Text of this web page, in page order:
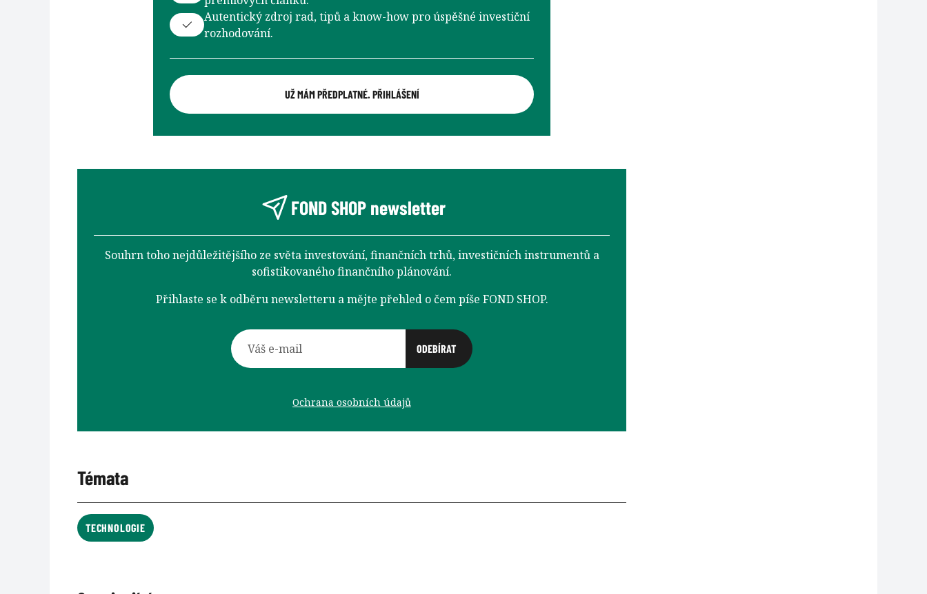
Autentický zdroj rad, tipů a know-how pro úspěšné investiční
rozhodování.
UŽ MÁM PŘEDPLATNÉ. PŘIHLÁŠENÍ
FOND SHOP newsletter
Souhrn toho nejdůležitějšího ze světa investování, finančních trhů, investičních instrumentů a
sofistikovaného finančního plánování.
Přihlaste se k odběru newsletteru a mějte přehled o čem píše FOND SHOP.
Ochrana osobních údajů
Témata
TECHNOLOGIE